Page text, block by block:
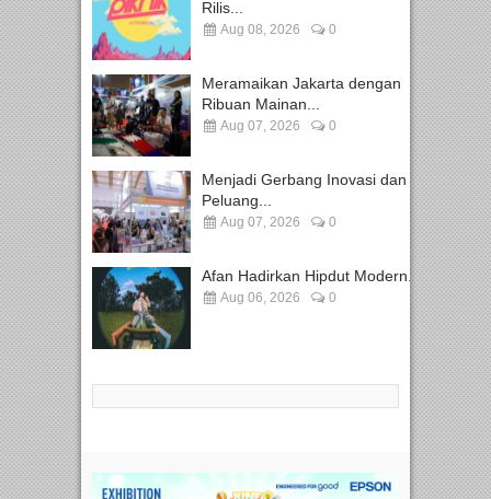
Rilis...
Aug 08, 2026 0
Meramaikan Jakarta dengan
Ribuan Mainan...
Aug 07, 2026 0
Menjadi Gerbang Inovasi dan
Peluang...
Aug 07, 2026 0
Afan Hadirkan Hipdut Modern...
Aug 06, 2026 0